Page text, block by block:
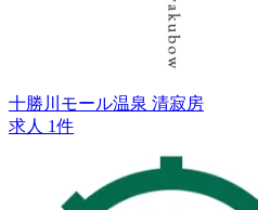
十勝川モール温泉 清寂房
求人 1件